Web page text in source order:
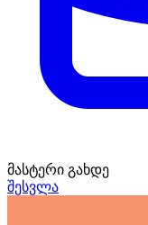
მასტერი გახდე
შესვლა